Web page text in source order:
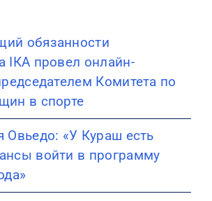
обязанности
IКА провел онлайн-
Комитета по
в спорте
Овьедо: «У Кураш есть
войти в программу